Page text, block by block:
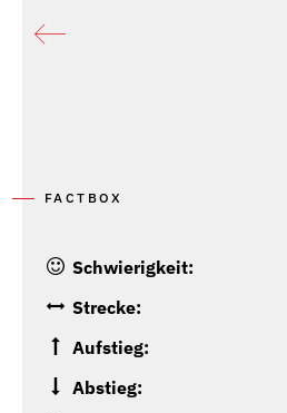
FACTBOX
Schwierigkeit:
Strecke:
Aufstieg:
Abstieg: